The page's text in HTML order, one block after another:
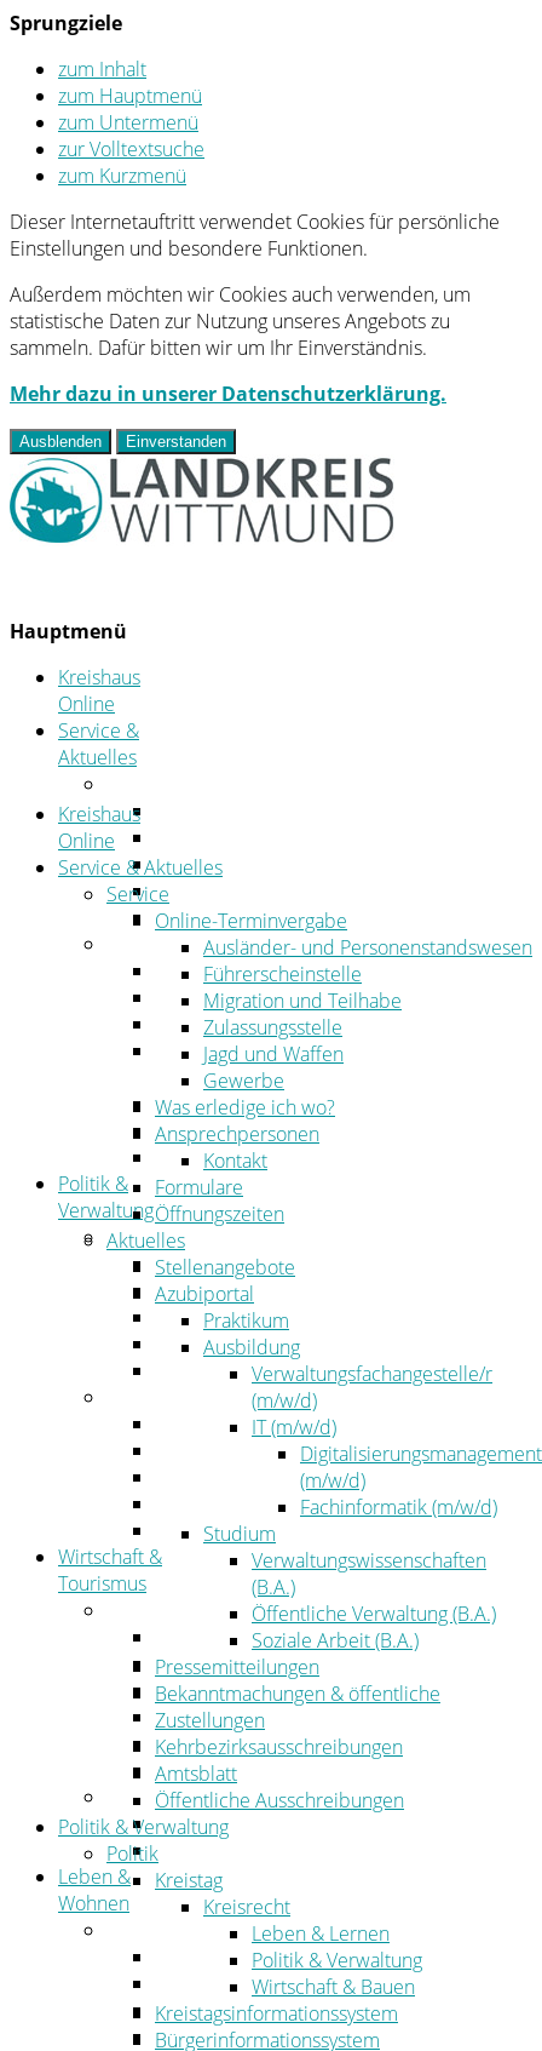
Sprungziele
zum Inhalt
zum Hauptmenü
zum Untermenü
zur Volltextsuche
zum Kurzmenü
Dieser Internetauftritt verwendet Cookies für persönliche
Einstellungen und besondere Funktionen.
Außerdem möchten wir Cookies auch verwenden, um
statistische Daten zur Nutzung unseres Angebots zu
sammeln. Dafür bitten wir um Ihr Einverständnis.
Mehr dazu in unserer Datenschutzerklärung.
Ausblenden Einverstanden
Hauptmenü
Kreishaus
Online
Service &
Aktuelles
Ansprechpersonen
Formulare
Öffnungszeiten
Aktuelles
Stellenangebote
Azubiportal
Pressemitteilungen
Bekanntmachungen & öffentliche
Zustellungen
Kehrbezirksausschreibungen
Amtsblatt
Öffentliche Ausschreibungen
Politik &
Verwaltung
Politik
Kreistag
Kreistagsinformationssystem
Bürgerinformationssystem
Wahlen
Der Landrat
Kommunalaufsicht
Zahlen, Daten, Fakten
Wirtschaft &
Tourismus
Wirtschaftsförderung
Gewerbeflächen und Unternehmen
Arbeitgeberservice
Mobilfunk & Breitband
Straßen- und Radwegebau
Landwirtschaft
Tourismus
Freizeit und Urlaub im Landkreis
Veranstaltungen
Leben &
Wohnen
Migration
Schulen, Bildung, Sport und Kultur
Soziales
Gesundheit
Kreishaus
Online
Service & Aktuelles
Service
Online-Terminvergabe
Ausländer- und Personenstandswesen
Führerscheinstelle
Migration und Teilhabe
Zulassungsstelle
Jagd und Waffen
Gewerbe
Was erledige ich wo?
Ansprechpersonen
Kontakt
Formulare
Öffnungszeiten
Aktuelles
Stellenangebote
Azubiportal
Praktikum
Ausbildung
Verwaltungsfachangestelle/r
(m/w/d)
IT (m/w/d)
Digitalisierungsmanagement
(m/w/d)
Fachinformatik (m/w/d)
Studium
Verwaltungswissenschaften
(B.A.)
Öffentliche Verwaltung (B.A.)
Soziale Arbeit (B.A.)
Pressemitteilungen
Bekanntmachungen & öffentliche
Zustellungen
Kehrbezirksausschreibungen
Amtsblatt
Öffentliche Ausschreibungen
Politik & Verwaltung
Politik
Kreistag
Kreisrecht
Leben & Lernen
Politik & Verwaltung
Wirtschaft & Bauen
Kreistagsinformationssystem
Bürgerinformationssystem